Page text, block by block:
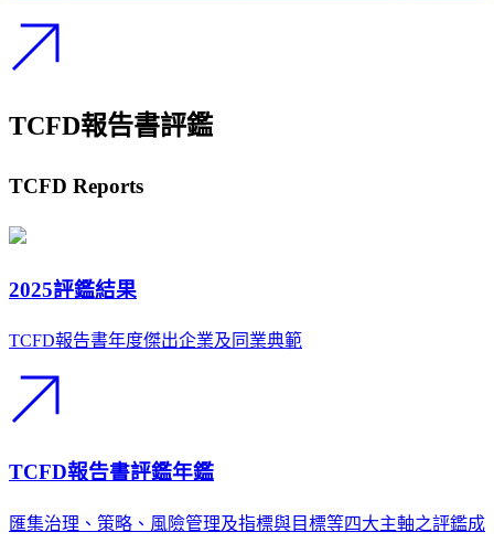
TCFD報告書評鑑
TCFD Reports
2025評鑑結果
TCFD報告書年度傑出企業及同業典範
TCFD報告書評鑑年鑑
匯集治理、策略、風險管理及指標與目標等四大主軸之評鑑成